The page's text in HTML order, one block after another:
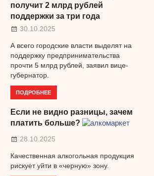
получит 2 млрд рублей
поддержки за три года
30.10.2025
А всего городские власти выделят на
поддержку предпринимательства
прочти 5 млрд рублей, заявил вице-
губернатор.
ПОДРОБНЕЕ
Если не видно разницы, зачем
платить больше?
28.10.2025
Качественная алкогольная продукция
рискует уйти в «черную» зону.